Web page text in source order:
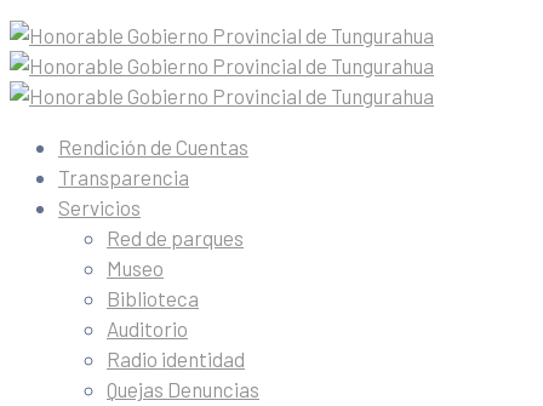
Rendición de Cuentas
Transparencia
Servicios
Red de parques
Museo
Biblioteca
Auditorio
Radio identidad
Quejas Denuncias